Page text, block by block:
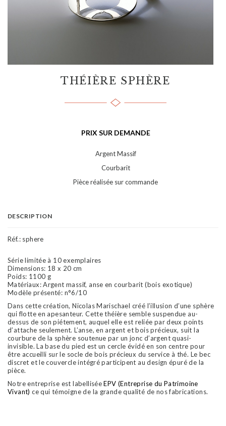
THÉIÈRE SPHÈRE
PRIX SUR DEMANDE
Argent Massif
Courbarit
Pièce réalisée sur commande
DESCRIPTION
Réf.: sphere
Série limitée à 10 exemplaires
Dimensions: 18 x 20 cm
Poids: 1100 g
Matériaux: Argent massif, anse en courbarit (bois exotique)
Modèle présenté: n°6/10
Dans cette création, Nicolas Marischael créé l’illusion d’une sphère
qui flotte en apesanteur. Cette théière semble suspendue au-
dessus de son piétement, auquel elle est reliée par deux points
d’attache seulement. L’anse, en argent et bois précieux, suit la
courbure de la sphère soutenue par un jonc d’argent quasi-
invisible. La base du pied est un cercle évidé en son centre pour
être accueilli sur le socle de bois précieux du service à thé. Le bec
discret et le couvercle intégré participent au design épuré de la
pièce.
Notre entreprise est labelliséeEPV (Entreprise du Patrimoine
Vivant) ce qui témoigne de la grande qualité de nos fabrications.